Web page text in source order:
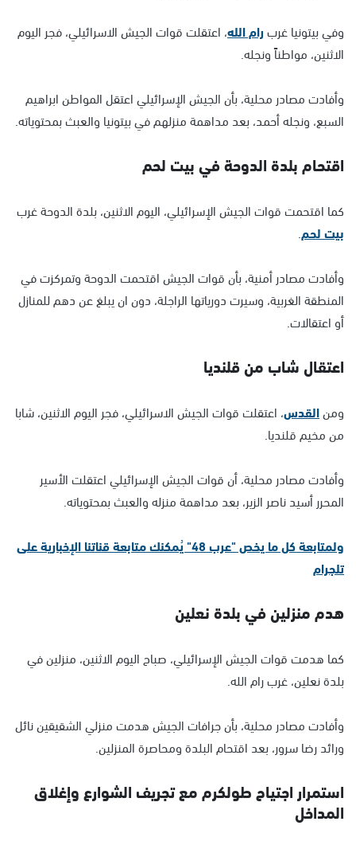
وفي بيتونيا غربرام الله، اعتقلت قوات الجيش الاسرائيلي، فجر اليوم
الاثنين، مواطناً ونجله.
وأفادت مصادر محلية، بأن الجيش الإسرائيلي اعتقل المواطن ابراهيم
السبع، ونجله أحمد، بعد مداهمة منزلهم في بيتونيا والعبث بمحتوياته.
اقتحام بلدة الدوحة في بيت لحم
كما اقتحمت قوات الجيش الإسرائيلي، اليوم الاثنين، بلدة الدوحة غرب
بيت لحم.
وأفادت مصادر أمنية، بأن قوات الجيش اقتحمت الدوحة وتمركزت في
المنطقة الغربية، وسيرت دورياتها الراجلة، دون ان يبلغ عن دهم للمنازل
أو اعتقالات.
اعتقال شاب من قلنديا
ومنالقدس، اعتقلت قوات الجيش الاسرائيلي، فجر اليوم الاثنين، شابا
من مخيم قلنديا.
وأفادت مصادر محلية، أن قوات الجيش الإسرائيلي اعتقلت الأسير
المحرر أسيد ناصر الزير، بعد مداهمة منزله والعبث بمحتوياته.
ولمتابعة كل ما يخص "عرب 48" يُمكنك متابعة قناتنا الإخبارية على
تلجرام
هدم منزلين في بلدة نعلين
كما هدمت قوات الجيش الإسرائيلي، صباح اليوم الاثنين، منزلين في
بلدة نعلين، غرب رام الله.
وأفادت مصادر محلية، بأن جرافات الجيش هدمت منزلي الشقيقين نائل
ورائد رضا سرور، بعد اقتحام البلدة ومحاصرة المنزلين.
استمرار اجتياح طولكرم مع تجريف الشوارع وإغلاق
المداخل